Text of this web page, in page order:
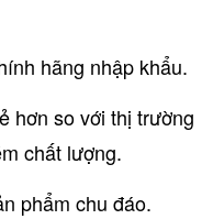
hãng nhập khẩu.
hơn so với thị trường
chất lượng.
phẩm chu đáo.